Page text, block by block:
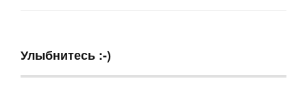
Улыбнитесь :-)